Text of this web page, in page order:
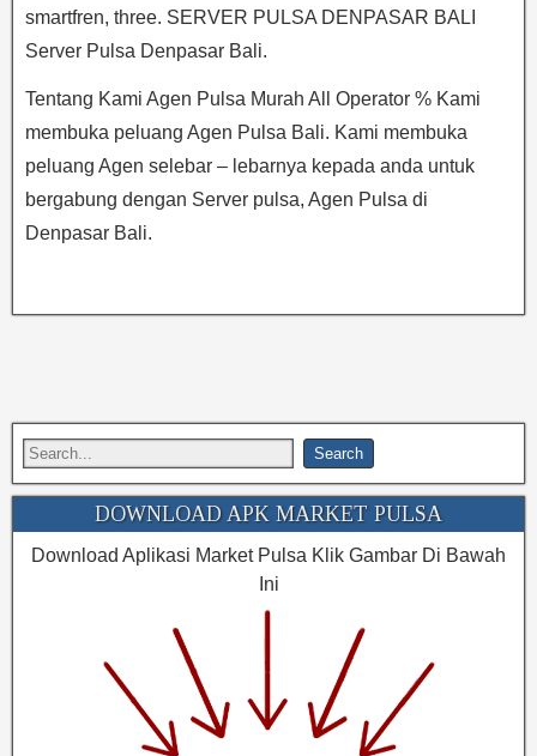
smartfren, three. SERVER PULSA DENPASAR BALI
Server Pulsa Denpasar Bali.
Tentang Kami Agen Pulsa Murah All Operator % Kami
membuka peluang Agen Pulsa Bali. Kami membuka
peluang Agen selebar – lebarnya kepada anda untuk
bergabung dengan Server pulsa, Agen Pulsa di
Denpasar Bali.
DOWNLOAD APK MARKET PULSA
Download Aplikasi Market Pulsa Klik Gambar Di Bawah
Ini